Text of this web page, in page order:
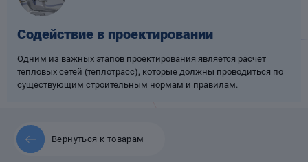
Содействие в проектировании
Одним из важных этапов проектирования является расчет
тепловых сетей (теплотрасс), которые должны проводиться по
существующим строительным нормам и правилам.
Вернуться к товарам
Компенсаторы